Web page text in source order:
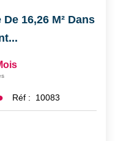
16,26 M² Dans
Réf : 10083